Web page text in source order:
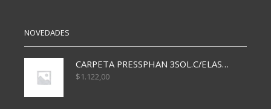
NOVEDADES
CARPETA PRESSPHAN 3SOL.C/ELAST MARRON A4 P01A
$1.122,00